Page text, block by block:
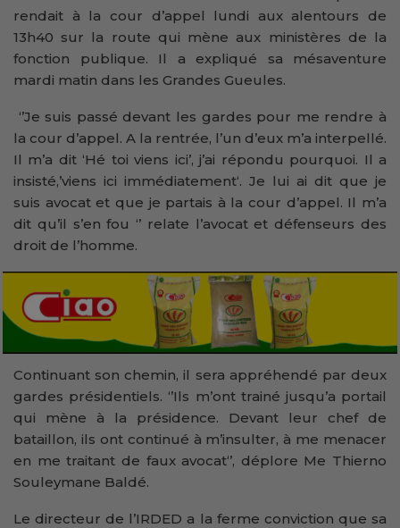
rendait à la cour d’appel lundi aux alentours de
13h40 sur la route qui mène aux ministères de la
fonction publique. Il a expliqué sa mésaventure
mardi matin dans les Grandes Gueules.
‘’Je suis passé devant les gardes pour me rendre à
la cour d’appel. A la rentrée, l’un d’eux m’a interpellé.
Il m’a dit ‘Hé toi viens ici’, j’ai répondu pourquoi. Il a
insisté,’viens ici immédiatement‘. Je lui ai dit que je
suis avocat et que je partais à la cour d’appel. Il m’a
dit qu’il s’en fou ‘’ relate l’avocat et défenseurs des
droit de l’homme.
Continuant son chemin, il sera appréhendé par deux
gardes présidentiels. ‘’Ils m’ont trainé jusqu’a portail
qui mène à la présidence. Devant leur chef de
bataillon, ils ont continué à m’insulter, à me menacer
en me traitant de faux avocat‘’, déplore Me Thierno
Souleymane Baldé.
Le directeur de l’IRDED a la ferme conviction que sa